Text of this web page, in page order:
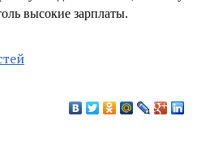
высокие зарплаты.